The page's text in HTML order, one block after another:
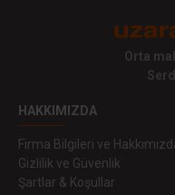
Orta
HAKKIMIZDA
Firma Bilgileri ve
Gizlilik ve Güvenlik
Şartlar & Koşullar